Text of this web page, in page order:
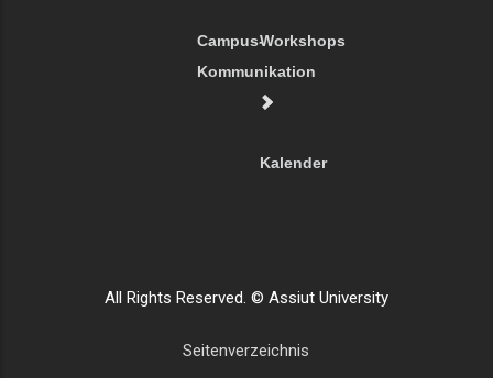
Campus-
Kommunikation
Workshops
Kalender
All Rights Reserved. © Assiut University
Seitenverzeichnis